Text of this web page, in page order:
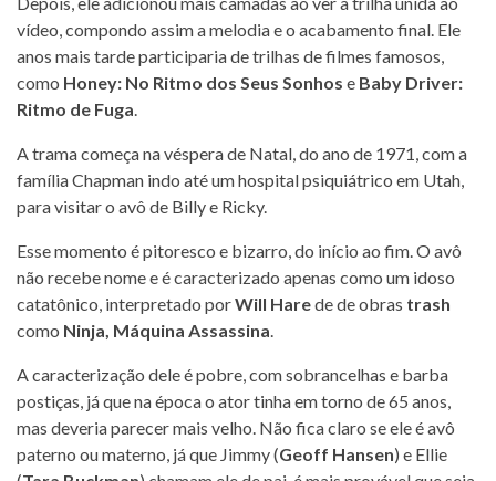
vídeo, compondo assim a melodia e o acabamento final. Ele
anos mais tarde participaria de trilhas de filmes famosos,
como Honey: No Ritmo dos Seus Sonhos e Baby Driver:
Ritmo de Fuga.
A trama começa na véspera de Natal, do ano de 1971, com a
família Chapman indo até um hospital psiquiátrico em Utah,
para visitar o avô de Billy e Ricky.
Esse momento é pitoresco e bizarro, do início ao fim. O avô
não recebe nome e é caracterizado apenas como um idoso
catatônico, interpretado porWill Harede de obras trash
como Ninja, Máquina Assassina.
A caracterização dele é pobre, com sobrancelhas e barba
postiças, já que na época o ator tinha em torno de 65 anos,
mas deveria parecer mais velho. Não fica claro se ele é avô
paterno ou materno, já que Jimmy (Geoff Hansen) e Ellie